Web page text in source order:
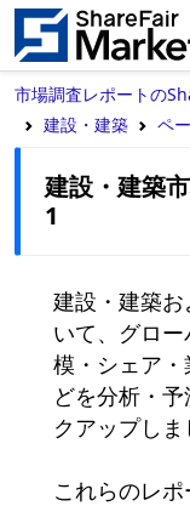
市場調査レポートの
建設・建築
ペ
建設・建築
1
建設・建築
いて、グロ
模・シェア
どを分析・
クアップしま
これらのレ